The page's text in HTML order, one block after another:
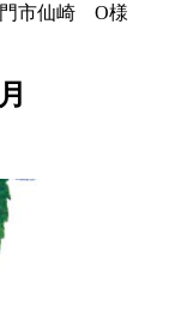
市仙崎 O様